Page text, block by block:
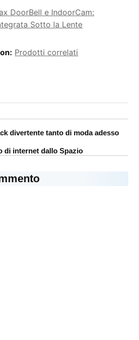
DoorBell e IndoorCam:
Sotto la Lente
Prodotti correlati
divertente tanto di moda adesso
di internet dallo Spazio